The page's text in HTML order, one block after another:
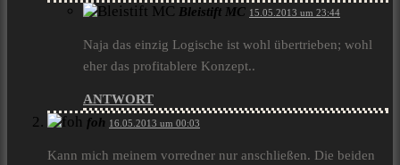
Bleistift MC 15.05.2013 um 23:44
Naja das einzig Logische ist wohl übertrieben; wohl
eher das profitablere Konzept..
ANTWORT
foh 16.05.2013 um 00:03
Kann mich meinem vorredner nur anschließen. Die beiden